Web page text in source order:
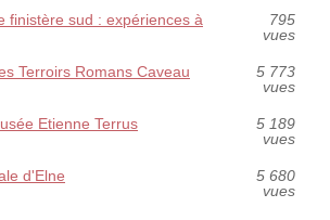
finistère sud : expériences à
795
vues
Terroirs Romans Caveau
5 773
vues
Etienne Terrus
5 189
vues
d'Elne
5 680
vues